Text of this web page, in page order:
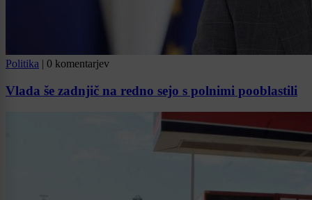
Politika | 0 komentarjev
Vlada še zadnjič na redno sejo s polnimi pooblastili